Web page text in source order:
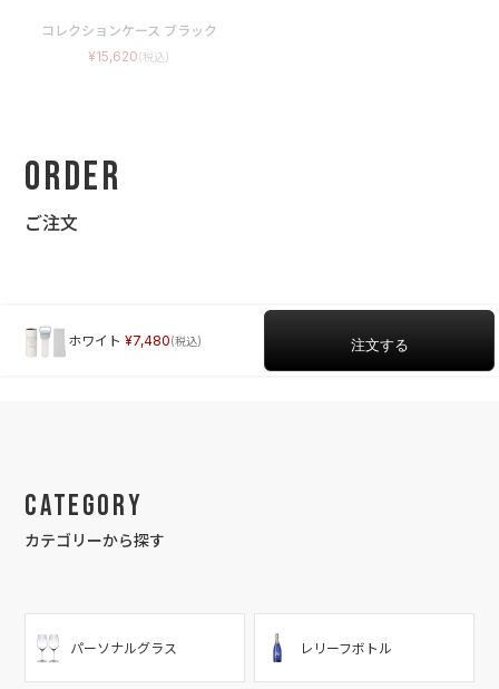
コレクションケース ブラック
15,620
Order
ご注文
ホワイト 7,480
Category
カテゴリーから探す
パーソナルグラス レリーフボトル